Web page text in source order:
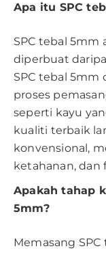
Apa itu SPC
SPC tebal 5mm
diperbuat
SPC tebal 5mm
proses
seperti kayu
kualiti terbaik
konvensional,
ketahanan, dan
Apakah tahap
5mm?
Memasang